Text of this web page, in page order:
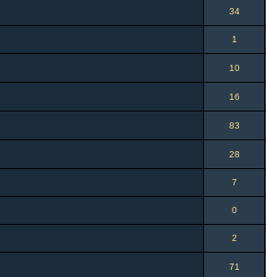
34
1
10
16
83
28
7
0
2
71